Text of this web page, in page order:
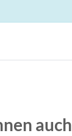
auch